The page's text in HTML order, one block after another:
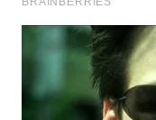
WN
KUNINGAN
WN
MAJALENGKA